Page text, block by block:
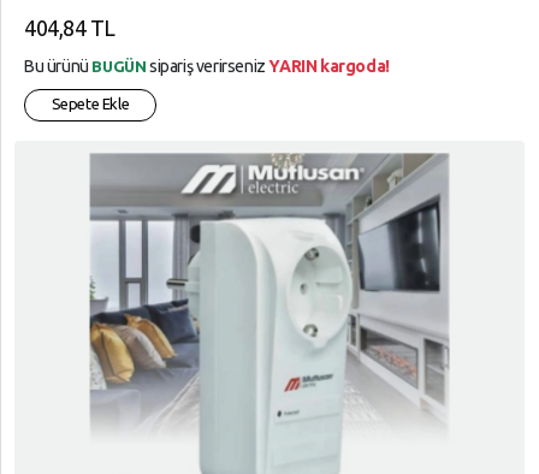
404,84 TL
Bu ürünü BUGÜN sipariş verirsenizYARIN kargoda!
Sepete Ekle